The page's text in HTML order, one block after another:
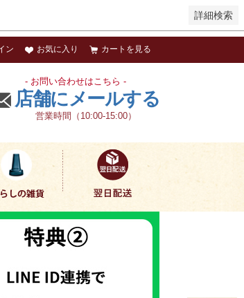
詳細検索
ン お気に入り カートを見る
- お問い合わせはこちら -
店舗にメールする
営業時間（10:00-15:00）